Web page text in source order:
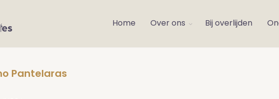
Home Over ons Bij overlijden
Pantelaras